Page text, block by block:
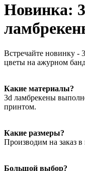
Новинка:
Встречайте новинку -
цветы на ажурном
Какие материалы?
3d ламбрекены
принтом.
Какие размеры?
Производим на заказ
Большой выбор?